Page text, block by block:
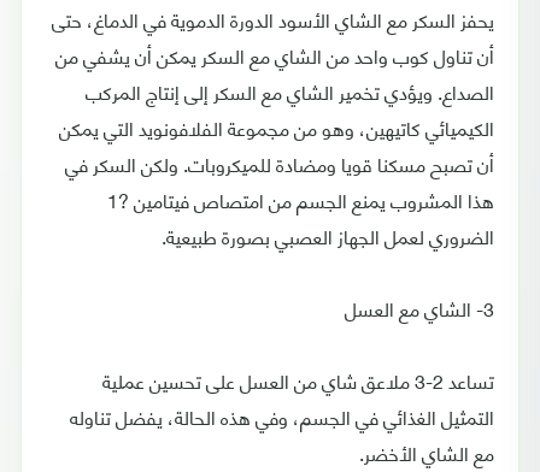
يحفز السكر مع الشاي الأسود الدورة الدموية في الدماغ، حتى
أن تناول كوب واحد من الشاي مع السكر يمكن أن يشفي من
الصداع. ويؤدي تخمير الشاي مع السكر إلى إنتاج المركب
الكيميائي كاتيهين، وهو من مجموعة الفلافونويد التي يمكن
أن تصبح مسكنا قويا ومضادة للميكروبات. ولكن السكر في
هذا المشروب يمنع الجسم من امتصاص فيتامين ?1
الضروري لعمل الجهاز العصبي بصورة طبيعية.
3- الشاي مع العسل
تساعد 2-3 ملاعق شاي من العسل على تحسين عملية
التمثيل الغذائي في الجسم، وفي هذه الحالة، يفضل تناوله
مع الشاي الأخضر.